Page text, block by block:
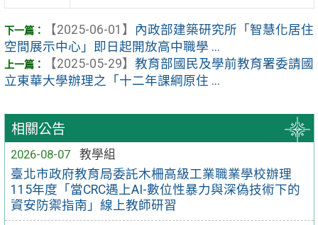
相關公告
2026-08-07
教學組
臺北市政府教育局委託木柵高級工業職業學校辦理
115年度「當CRC遇上AI-數位性暴力與深偽技術下的
資安防禦指南」線上教師研習
【2025-06-01】
內政部建築研究所「智慧化居住
空間展示中心」即日起開放高中職學 ...
【2025-05-29】 教育部國民及學前教育署委請國
立東華大學辦理之「十二年課綱原住 ...